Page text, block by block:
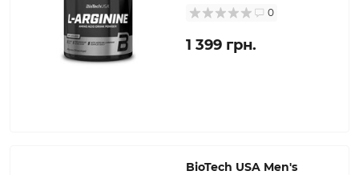
0
1 399 грн.
BioTech USA Men's